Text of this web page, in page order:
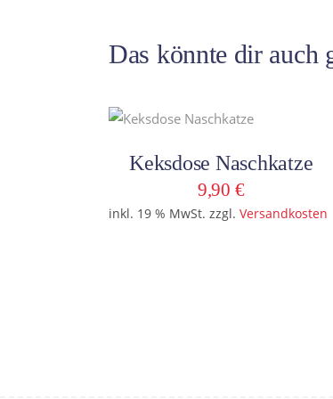
Das könnte dir
Keksdose Naschkatze
9,90 €
inkl. 19 % MwSt. zzgl. Versandkosten